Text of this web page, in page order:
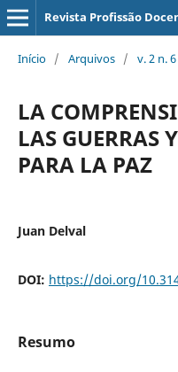
Revista Profissão
Início / Arquivos / v. 2 n.
LA
LAS GUERRAS
PARA LA PAZ
Juan Delval
DOI: https://doi.org/
Resumo